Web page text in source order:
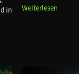
in
Weiterlesen